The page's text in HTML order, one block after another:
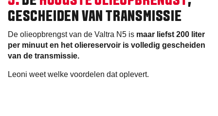
GESCHEIDEN VAN TRANSMISSIE
De olieopbrengst van de Valtra N5 is maar liefst 200 liter
per minuut en het oliereservoir is volledig gescheiden
van de transmissie.
Leoni weet welke voordelen dat oplevert.